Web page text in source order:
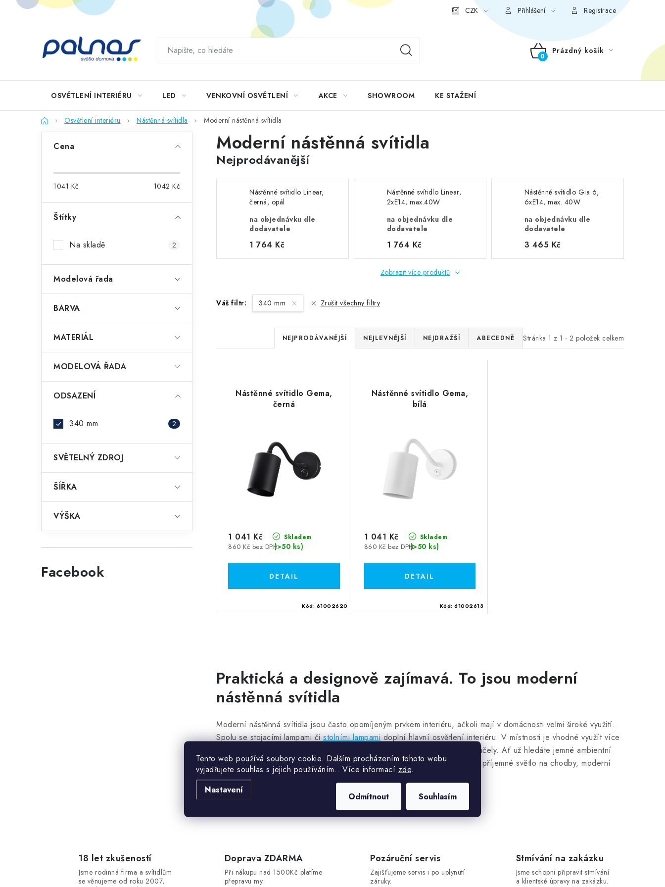
Tento web používá soubory cookie. Dalším procházením tohoto webu
vyjadřujete souhlas s jejich používáním.. Více informací zde.
Nastavení
Odmítnout Souhlasím
Přejít
CZK Přihlášení Registrace
NÁKUPNÍ
Prázdný košík
OSVĚTLENÍ INTERIÉRU LED VENKOVNÍ OSVĚTLENÍ AKCE SHOWROOM KE STAŽENÍ
DomůOsvětlení interiéru Nástěnná svítidla Moderní nástěnná svítidla
t
n
í
a
n
l
Cena
1041 Kč 1042 Kč
Štítky
Na skladě 2
Modelová řada
BARVA
MATERIÁL
MODELOVÁ ŘADA
ODSAZENÍ
340 mm 2
SVĚTELNÝ ZDROJ
ŠÍŘKA
VÝŠKA
Facebook
Moderní nástěnná svítidla
Nejprodávanější
Nástěnné svítidlo Linear,
černá, opál
na objednávku dle
dodavatele
1 764 Kč
Nástěnné svítidlo Linear,
2xE14, max.40W
na objednávku dle
dodavatele
1 764 Kč
Nástěnné svítidlo Gia 6,
6xE14, max. 40W
na objednávku dle
dodavatele
3 465 Kč
Zobrazit více produktů
Váš filtr: 340 mm Zrušit všechny filtry
Stránka 1 z 1 - 2 položek celkem
Ř
a
e
n
p
r
o
k
t
ů
NEJPRODÁVANĚJŠÍ NEJLEVNĚJŠÍ NEJDRAŽŠÍ ABECEDNĚ
Nástěnné svítidlo Gema,
černá
Skladem
(>50 ks)
860 Kč bez DPH
1 041 Kč
Kód: 61002620
Nástěnné svítidlo Gema,
bílá
Skladem
(>50 ks)
860 Kč bez DPH
1 041 Kč
Kód:61002613
v
l
á
d
a
í
p
r
v
Praktická a designově zajímavá. To jsou moderní
nástěnná svítidla
Moderní nástěnná svítidla jsou často opomíjeným prvkem interiéru, ačkoli mají v domácnosti velmi široké využití.
Spolu se stojacími lampami čistolními lampamidoplní hlavní osvětlení interiéru. V místnosti je vhodné využít více
světelných zdrojů pro možnost tvorby různé intenzity osvětlení pro různé účely. Ať už hledáte jemné ambientní
světlo do obývacího pokoje, čtecí osvětlení do ložnice nebo bezpečné a příjemné světlo na chodby, moderní
nástěnná svítidla nabízejí širokou škálu možností.
Chci se dozvědět víc
18 let zkušeností
Jsme rodinná firma a svítidlům
se věnujeme od roku 2007,
Doprava ZDARMA
Při nákupu nad 1500Kč platíme
přepravu my.
Pozáruční servis
Zajišťujeme servis i po uplynutí
záruky.
Stmívání na zakázku
Jsme schopni připravit stmívání
a klientské úpravy na zakázku.